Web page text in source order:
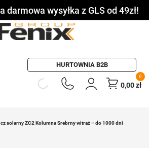
darmowa wysyłka z GLS od 49zł!
HURTOWNIA B2B
0
0,00zł
solarny ZC2 Kolumna Srebrny witraż – do 1000 dni